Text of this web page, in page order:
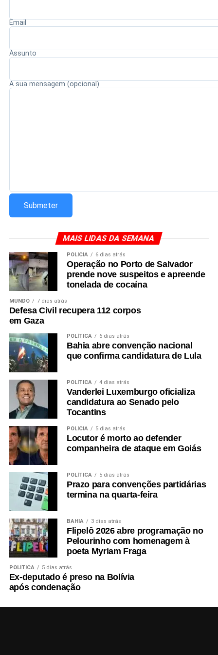
às negociações políticas e à definição de pautas
prioritárias até a realização das eleições.
Redação Saiba+
Email
Assunto
A sua mensagem (opcional)
MAIS LIDAS DA SEMANA
POLÍCIA 6 dias atrás
Operação no Porto de Salvador
prende nove suspeitos e apreende
tonelada de cocaína
MUNDO 7 dias atrás
Defesa Civil recupera 112 corpos
em Gaza
POLÍTICA 6 dias atrás
Bahia abre convenção nacional
que confirma candidatura de Lula
POLÍTICA 4 dias atrás
Vanderlei Luxemburgo oficializa
candidatura ao Senado pelo
Tocantins
POLÍCIA 5 dias atrás
Locutor é morto ao defender
companheira de ataque em Goiás
POLÍTICA 5 dias atrás
Prazo para convenções partidárias
termina na quarta-feira
BAHIA 3 dias atrás
Flipelô 2026 abre programação no
Pelourinho com homenagem à
poeta Myriam Fraga
POLÍTICA 5 dias atrás
Ex-deputado é preso na Bolívia
após condenação